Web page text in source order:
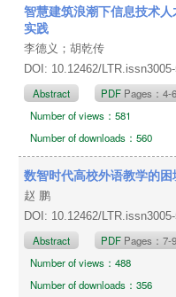
智慧建筑浪潮下信息技术
实践
李德义；胡乾传
DOI: 10.12462/
Abstract PDF Pages：4-6
Number of views：581
Number of downloads：560
数智时代高校外语教学的
赵 鹏
DOI: 10.12462/
Abstract PDF Pages：7-9
Number of views：488
Number of downloads：356